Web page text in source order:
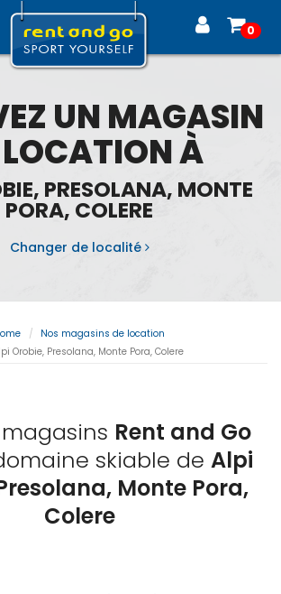
0
UN MAGASIN
LOCATION À
PRESOLANA, MONTE
PORA, COLERE
Changer de localité
Nos magasins de location
Orobie, Presolana, Monte Pora, Colere
Rent and Go
skiable de Alpi
Monte Pora,
Colere